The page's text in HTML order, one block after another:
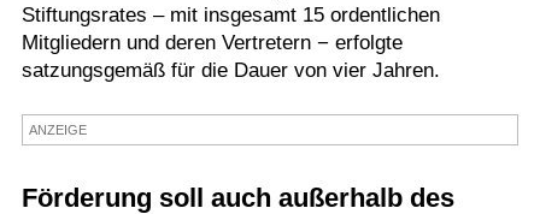
Kostenlos
Stiftungsrates – mit insgesamt 15 ordentlichen
Mitgliedern und deren Vertretern − erfolgte
satzungsgemäß für die Dauer von vier Jahren.
ANZEIGE
Förderung soll auch außerhalb des